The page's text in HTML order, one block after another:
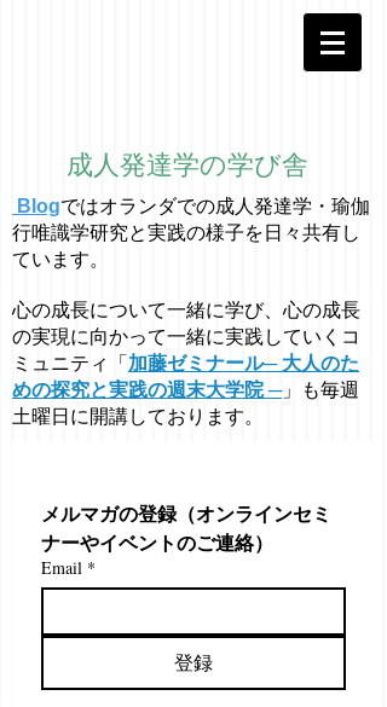
成人発達学の学び舎
Blogではオラ ンダでの成人発達学・ 瑜伽
行唯識学研究と実践の様子を日々共有し
ています。
心の成長について一緒に学び、心の成長
の実現に向かって一緒に実践していくコ
ミュニティ「 加藤ゼミナール─ 大人のた
めの探究と実践の週末大学院 ─」も毎週
土曜日に開講しております。
メルマガの登録（オンラインセミ
ナーやイベントのご連絡）
Email *
登録